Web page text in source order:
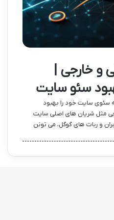
و خارجی |
سئو سایت
سئوی سایت خود را بهبود
مثل شریان های اصلی سایت
و ربات های گوگل، می تونن